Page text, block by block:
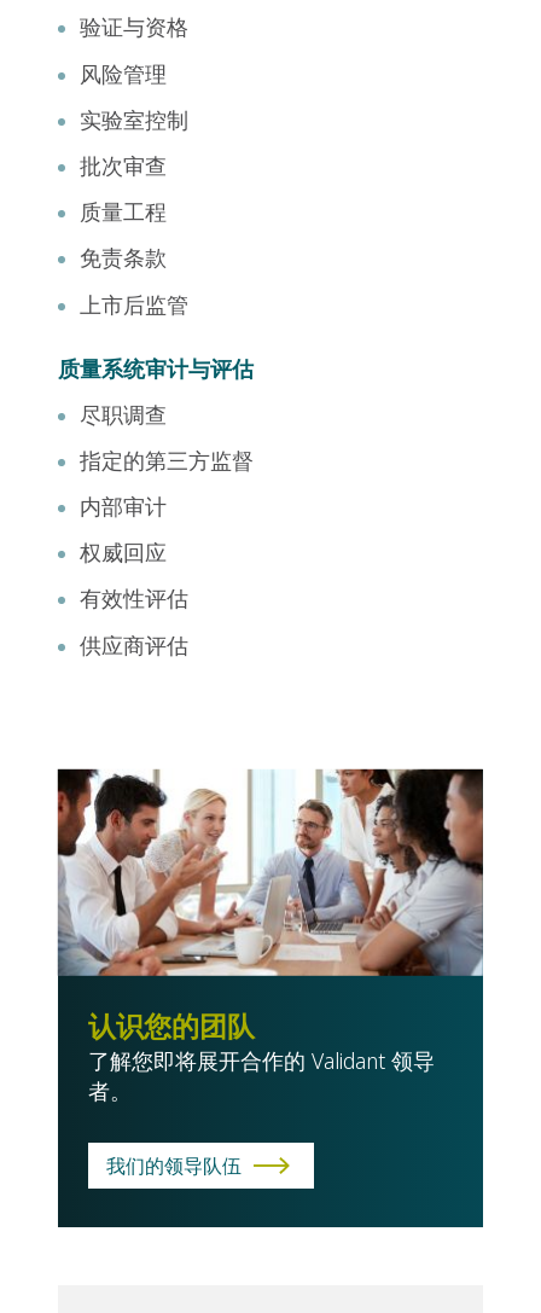
验证与资格
风险管理
实验室控制
批次审查
质量工程
免责条款
上市后监管
质量系统审计与评估
尽职调查
指定的第三方监督
内部审计
权威回应
有效性评估
供应商评估
认识您的团队
了解您即将展开合作的 Validant 领导
者。
我们的领导队伍